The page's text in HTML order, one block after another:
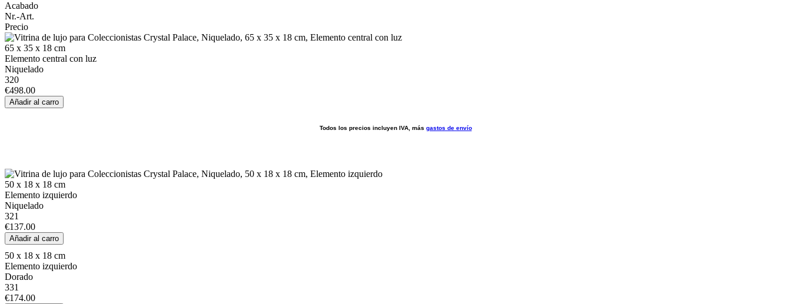
Acabado
Nr.-Art.
Precio
65 x 35 x 18 cm
Elemento central con luz
Niquelado
320
€498.00
Todos los precios incluyen IVA, más gastos de envío
50 x 18 x 18 cm
Elemento izquierdo
Niquelado
321
€137.00
50 x 18 x 18 cm
Elemento izquierdo
Dorado
331
€174.00